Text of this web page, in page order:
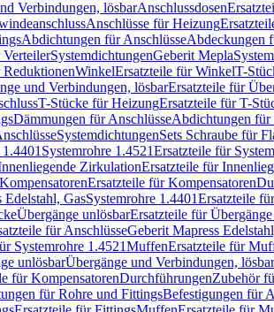
Verbindungen, lösbarAnschlussdosen
Anschlüsse für Heizung
Abdichtungen für AnschlüsseAbdeckungen
SystemdichtungenGeberit Mepla
WinkelErsatzteile für WinkelT-
und Verbindungen, lösbarErsatzteile für
T-Stücke für HeizungErsatzteile für T-
Dämmungen für AnschlüsseAbdichtungen
SystemdichtungenSets Schraube für
Systemrohre 1.4521Ersatzteile für
ZirkulationErsatzteile für
KompensatorenErsatzteile für Kompensatoren
Edelstahl, GasSystemrohre 1.4401Ersatzteile
Übergänge unlösbarErsatzteile für
für AnschlüsseGeberit Mapress
Systemrohre 1.4521MuffenErsatzteile für
unlösbarÜbergänge und Verbindungen, lösbar
für KompensatorenDurchführungenZubehör
für Rohre und FittingsBefestigungen für